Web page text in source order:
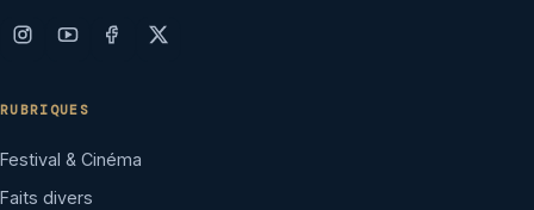
RUBRIQUES
Festival & Cinéma
Faits divers